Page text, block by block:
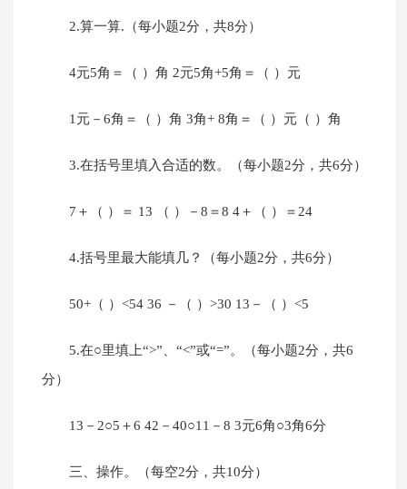
2.算一算.（每小题2分，共8分）
4元5角＝（ ）角 2元5角+5角＝（ ）元
1元－6角＝（ ）角 3角+ 8角＝（ ）元（ ）角
3.在括号里填入合适的数。（每小题2分，共6分）
7＋（ ）＝ 13 （ ）－8＝8 4＋（ ）＝24
4.括号里最大能填几？（每小题2分，共6分）
50+（ ）<54 36 －（ ）>30 13－（ ）<5
5.在○里填上“>”、“<”或“=”。（每小题2分，共6
分）
13－2○5＋6 42－40○11－8 3元6角○3角6分
三、操作。（每空2分，共10分）